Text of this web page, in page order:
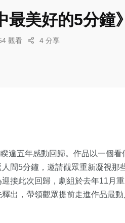
最美好的5分鐘
觀看 4 分享
違五年感動回歸。作品以一個看
間5分鐘，邀請觀眾重新凝視那
接此次回歸，劇組於去年11月
出，帶領觀眾提前走進作品最動